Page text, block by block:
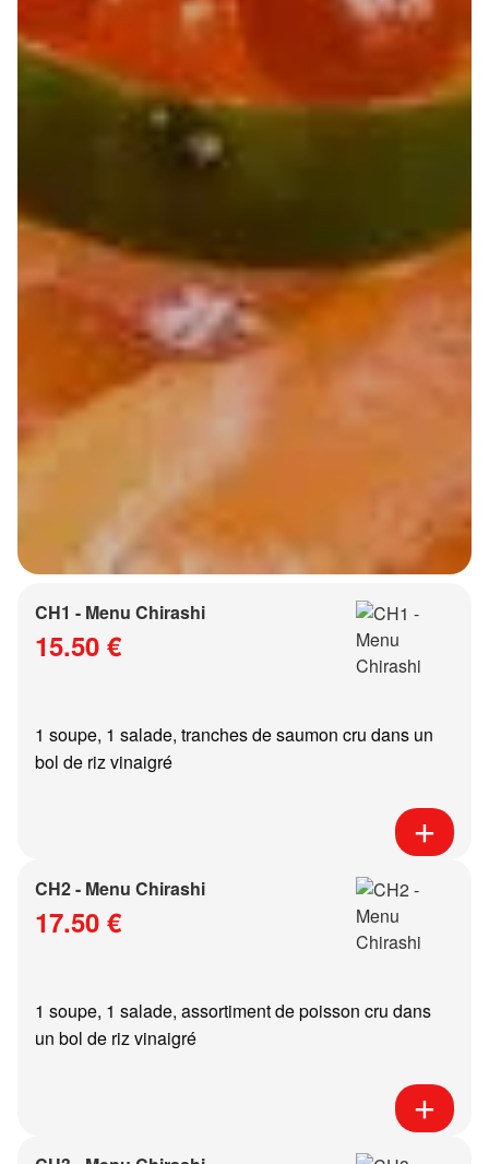
CH1 - Menu Chirashi
15.50 €
1 soupe, 1 salade, tranches de saumon cru dans un
bol de riz vinaigré
CH2 - Menu Chirashi
17.50 €
1 soupe, 1 salade, assortiment de poisson cru dans
un bol de riz vinaigré